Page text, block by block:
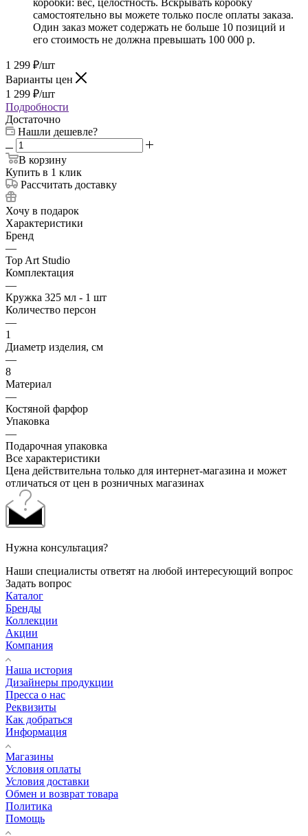
самостоятельно вы можете только после оплаты заказа.
Один заказ может содержать не больше 10 позиций и
его стоимость не должна превышать 100 000 р.
1 299 ₽/шт
Варианты цен
1 299 ₽/шт
Подробности
Достаточно
Нашли дешевле?
В корзину
Купить в 1 клик
Рассчитать доставку
Хочу в подарок
Характеристики
Бренд
—
Top Art Studio
Комплектация
—
Кружка 325 мл - 1 шт
Количество персон
—
1
Диаметр изделия, см
—
8
Материал
—
Костяной фарфор
Упаковка
—
Подарочная упаковка
Все характеристики
Цена действительна только для интернет-магазина и может
отличаться от цен в розничных магазинах
Нужна консультация?
Наши специалисты ответят на любой интересующий вопрос
Задать вопрос
Каталог
Бренды
Коллекции
Акции
Компания
Наша история
Дизайнеры продукции
Пресса о нас
Реквизиты
Как добраться
Информация
Магазины
Условия оплаты
Условия доставки
Обмен и возврат товара
Политика
Помощь